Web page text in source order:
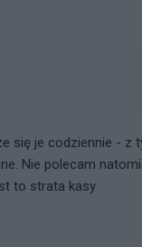
się je codziennie - z
Nie polecam
to strata kasy